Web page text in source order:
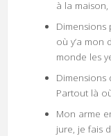
à la
Dimensions
où y’a mon
monde les
Dimensions
Partout là
Mon arme
jure, je fais